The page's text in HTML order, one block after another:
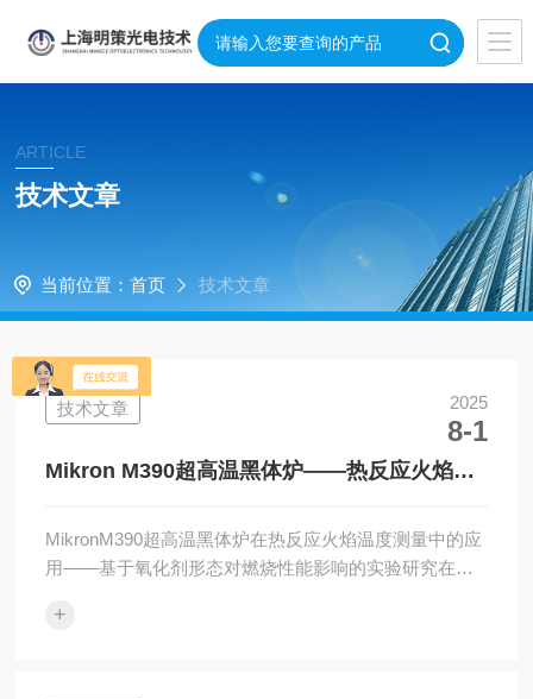
ARTICLE
技术文章
当前位置： 首页 技术文章
技术文章 2025
8-1
Mikron M390超高温黑体炉——热反应火焰温
MikronM390超高温黑体炉在热反应火焰温度测量中的应
用——基于氧化剂形态对燃烧性能影响的实验研究在高
的关键参数。为了获得高精度的温度数据，研究人员在
+